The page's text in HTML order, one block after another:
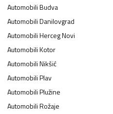
AutomobiliBudva
AutomobiliDanilovgrad
AutomobiliHerceg Novi
AutomobiliKotor
AutomobiliNikšić
AutomobiliPlav
AutomobiliPlužine
AutomobiliRožaje